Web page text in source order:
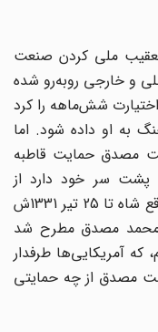
ملی کردن صنعت
و خارجی روبه‌رو شده
اختیارت شش‌ماهه را کرد
او داده شود. اما
مصدق حمایت قاطبه
سر خود دارد از
پذیرفتن این درخواست امتناع کرد. در واقع شاه تا 25 تیر 1331ش
مصدق مطرح شد
آمریکایی‌ها طرفدار
مصدق از چه حمایتی